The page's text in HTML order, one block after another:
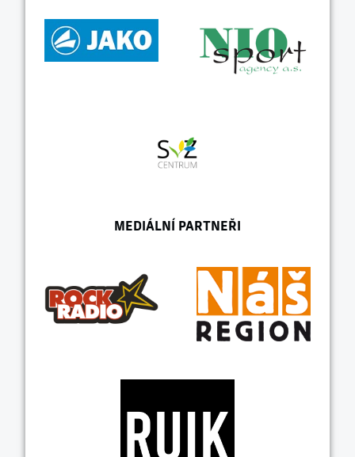
MEDIÁLNÍ PARTNEŘI